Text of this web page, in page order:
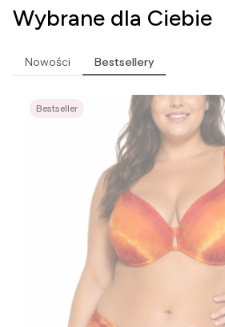
Wybrane dla Ciebie
Nowości Bestsellery
Bestseller